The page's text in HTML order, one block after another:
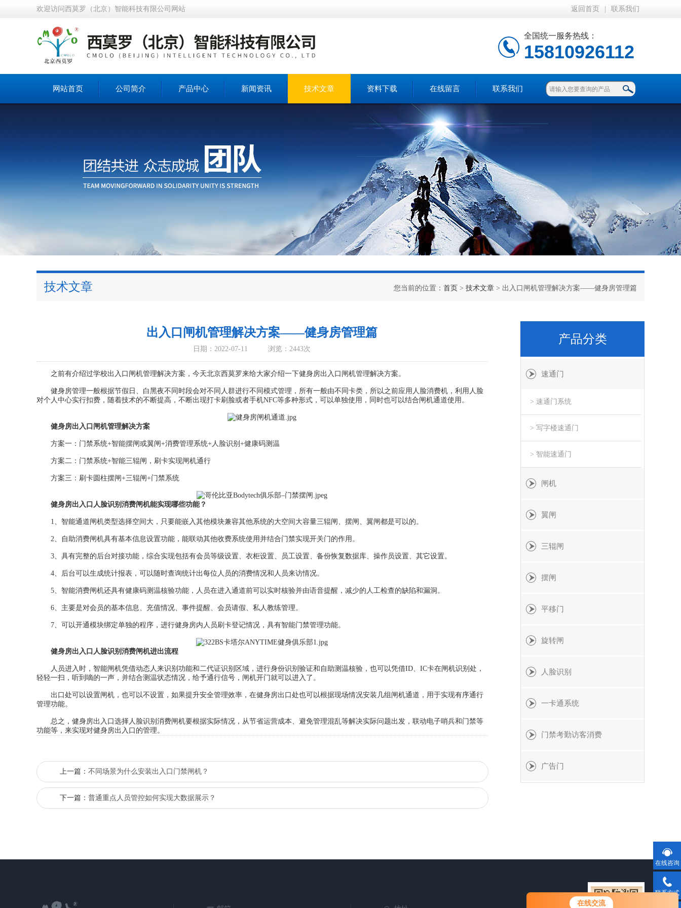
在线交流
欢迎访问西莫罗（北京）智能科技有限公司网站 返回首页 联系我们
全国统一服务热线：
15810926112
网站首页 公司简介 产品中心 新闻资讯 技术文章 资料下载 在线留言 联系我们
技术文章 您当前的位置： 首页 > 技术文章 > 出入口闸机管理解决方案——健身房管理篇
出入口闸机管理解决方案——健身房管理篇
日期：2022-07-11 浏览：2443次
之前有介绍过学校出入口闸机管理解决方案，今天北京西莫罗来给大家介绍一下健身房出入口闸机管理解决方案。
健身房管理一般根据节假日、白黑夜不同时段会对不同人群进行不同模式管理，所有一般由不同卡类，所以之前应用人脸消费机，利用人脸
对个人中心实行扣费，随着技术的不断提高，不断出现打卡刷脸或者手机NFC等多种形式，可以单独使用，同时也可以结合闸机通道使用。
健身房出入口闸机管理解决方案
方案一：门禁系统+智能摆闸或翼闸+消费管理系统+人脸识别+健康码测温
方案二：门禁系统+智能三辊闸，刷卡实现闸机通行
方案三：刷卡圆柱摆闸+三辊闸+门禁系统
健身房出入口人脸识别消费闸机能实现哪些功能？
1、智能通道闸机类型选择空间大，只要能嵌入其他模块兼容其他系统的大空间大容量三辊闸、摆闸、翼闸都是可以的。
2、自助消费闸机具有基本信息设置功能，能联动其他收费系统使用并结合门禁实现开关门的作用。
3、具有完整的后台对接功能，综合实现包括有会员等级设置、衣柜设置、员工设置、备份恢复数据库、操作员设置、其它设置。
4、后台可以生成统计报表，可以随时查询统计出每位人员的消费情况和人员来访情况。
5、智能消费闸机还具有健康码测温核验功能，人员在进入通道前可以实时核验并由语音提醒，减少的人工检查的缺陷和漏洞。
6、主要是对会员的基本信息、充值情况、事件提醒、会员请假、私人教练管理。
7、可以开通模块绑定单独的程序，进行健身房内人员刷卡登记情况，具有智能门禁管理功能。
健身房出入口人脸识别消费闸机进出流程
人员进入时，智能闸机凭借动态人来识别功能和二代证识别区域，进行身份识别验证和自助测温核验，也可以凭借ID、IC卡在闸机识别处，
轻轻一扫，听到嘀的一声，并结合测温状态情况，给予通行信号，闸机开门就可以进入了。
出口处可以设置闸机，也可以不设置，如果提升安全管理效率，在健身房出口处也可以根据现场情况安装几组闸机通道，用于实现有序通行
管理功能。
总之，健身房出入口选择人脸识别消费闸机要根据实际情况，从节省运营成本、避免管理混乱等解决实际问题出发，联动电子哨兵和门禁等
功能等，来实现对健身房出入口的管理。
上一篇： 不同场景为什么安装出入口门禁闸机？
下一篇： 普通重点人员管控如何实现大数据展示？
产品分类
速通门
> 速通门系统
> 写字楼速通门
> 智能速通门
闸机
翼闸
三辊闸
摆闸
平移门
旋转闸
人脸识别
一卡通系统
门禁考勤访客消费
广告门
在线咨询
联系方式